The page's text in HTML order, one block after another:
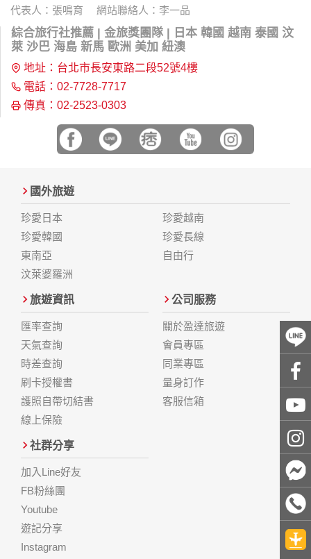
代表人：張鳴育 網站聯絡人：李一品
綜合旅行社推薦 | 金旅獎團隊 | 日本 韓國 越南 泰國 汶
萊 沙巴 海島 新馬 歐洲 美加 紐澳
地址：台北市長安東路二段52號4樓
電話：02-7728-7717
傳真：02-2523-0303
國外旅遊
珍愛日本
珍愛韓國
東南亞
汶萊婆羅洲
珍愛越南
珍愛長線
自由行
旅遊資訊
匯率查詢
天氣查詢
時差查詢
刷卡授權書
護照自帶切結書
線上保險
公司服務
關於盈達旅遊
會員專區
同業專區
量身訂作
客服信箱
社群分享
加入Line好友
FB粉絲團
Youtube
遊記分享
Instagram